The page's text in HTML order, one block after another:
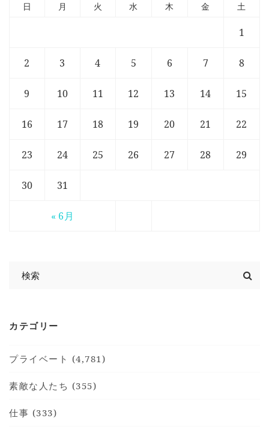
日 月 火 水 木 金 土
« 6月
1
2 3 4 5 6 7 8
9 10 11 12 13 14 15
16 17 18 19 20 21 22
23 24 25 26 27 28 29
30 31
カテゴリー
プライベート (4,781)
素敵な人たち (355)
仕事 (333)